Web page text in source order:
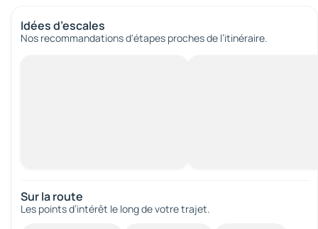
Idées d’escales
Nos recommandations d'étapes proches de l’itinéraire.
Sur la route
Les points d’intérêt le long de votre trajet.